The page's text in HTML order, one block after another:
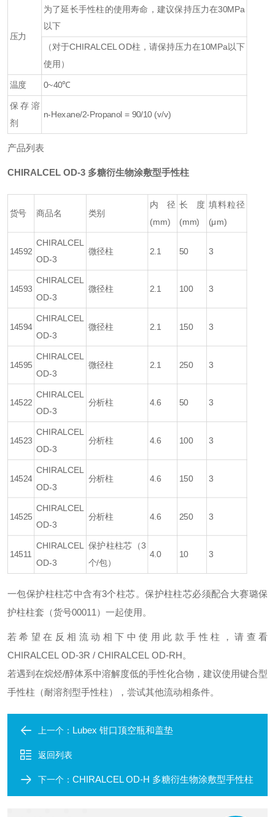
压力
为了延长手性柱的使用寿命，建议保持压力在30MPa
以下
（对于CHIRALCEL OD柱，请保持压力在10MPa以下
使用）
温度 0~40℃
保存溶
剂
n-Hexane/2-Propanol = 90/10 (v/v)
产品列表
CHIRALCEL OD-3 多糖衍生物涂敷型手性柱
货号 商品名 类别
内径
(mm)
长度
(mm)
填料粒径
(μm)
14592
CHIRALCEL
OD-3
微径柱 2.1 50 3
14593
CHIRALCEL
OD-3
微径柱 2.1 100 3
14594
CHIRALCEL
OD-3
微径柱 2.1 150 3
14595
CHIRALCEL
OD-3
微径柱 2.1 250 3
14522
CHIRALCEL
OD-3
分析柱 4.6 50 3
14523
CHIRALCEL
OD-3
分析柱 4.6 100 3
14524
CHIRALCEL
OD-3
分析柱 4.6 150 3
14525
CHIRALCEL
OD-3
分析柱 4.6 250 3
14511
CHIRALCEL
OD-3
保护柱柱芯（3
个/包）
4.0 10 3
一包保护柱柱芯中含有3个柱芯。保护柱柱芯必须配合大赛璐保
护柱柱套（货号00011）一起使用。
若希望在反相流动相下中使用此款手性柱，请查看
CHIRALCEL OD-3R / CHIRALCEL OD-RH。
若遇到在烷烃/醇体系中溶解度低的手性化合物，建议使用键合型
手性柱（耐溶剂型手性柱），尝试其他流动相条件。
上一个： Lubex 钳口顶空瓶和盖垫
返回列表
下一个： CHIRALCEL OD-H 多糖衍生物涂敷型手性柱